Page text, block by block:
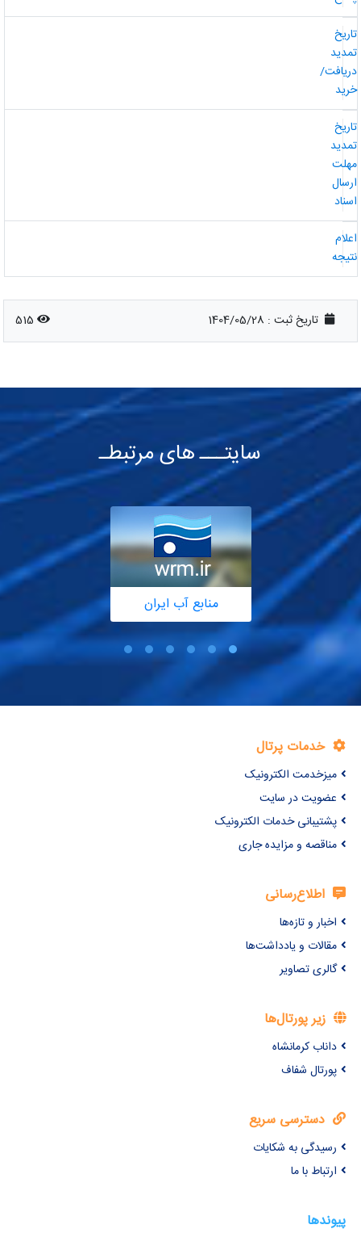
تاریخ ثبت : 1404/05/28
515
سایتـــ های مرتبطـ
منابع آب ایران
خدمات پرتال
میزخدمت الکترونیک
عضویت در سایت
پشتیبانی خدمات الکترونیک
مناقصه و مزایده جاری
اطلاع‌رسانی
اخبار و تازه‌ها
مقالات و یادداشت‌ها
گالری تصاویر
زیر پورتال‌ها
داناب کرمانشاه
پورتال شفاف
دسترسی سریع
رسیدگی به شکایات
ارتباط با ما
پیوندها